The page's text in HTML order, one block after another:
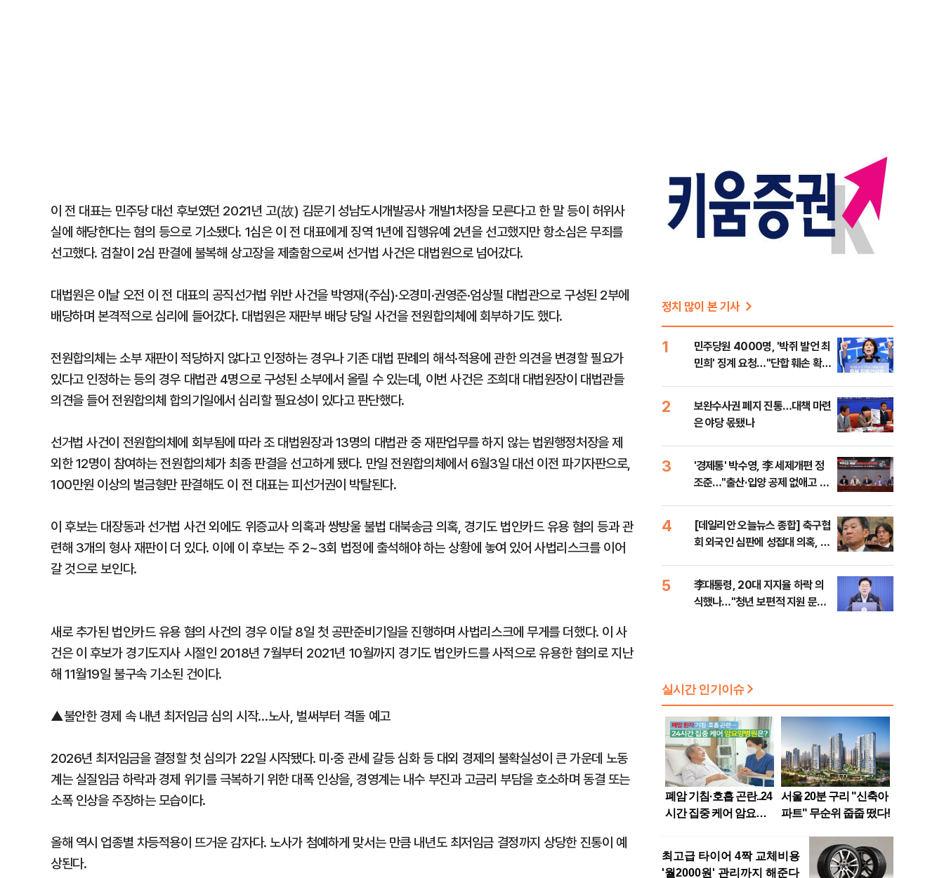
이 전 대표는 민주당 대선 후보였던 2021년 고(故) 김문기 성남도시개발공사 개발1처장을 모른다고 한 말 등이 허위사
실에 해당한다는 혐의 등으로 기소됐다. 1심은 이 전 대표에게 징역 1년에 집행유예 2년을 선고했지만 항소심은 무죄를
선고했다. 검찰이 2심 판결에 불복해 상고장을 제출함으로써 선거법 사건은 대법원으로 넘어갔다.
대법원은 이날 오전 이 전 대표의 공직선거법 위반 사건을 박영재(주심)·오경미·권영준·엄상필 대법관으로 구성된 2부에
배당하며 본격적으로 심리에 들어갔다. 대법원은 재판부 배당 당일 사건을 전원합의체에 회부하기도 했다.
전원합의체는 소부 재판이 적당하지 않다고 인정하는 경우나 기존 대법 판례의 해석·적용에 관한 의견을 변경할 필요가
있다고 인정하는 등의 경우 대법관 4명으로 구성된 소부에서 올릴 수 있는데, 이번 사건은 조희대 대법원장이 대법관들
의견을 들어 전원합의체 합의기일에서 심리할 필요성이 있다고 판단했다.
선거법 사건이 전원합의체에 회부됨에 따라 조 대법원장과 13명의 대법관 중 재판업무를 하지 않는 법원행정처장을 제
외한 12명이 참여하는 전원합의체가 최종 판결을 선고하게 됐다. 만일 전원합의체에서 6월3일 대선 이전 파기자판으로,
100만원 이상의 벌금형만 판결해도 이 전 대표는 피선거권이 박탈된다.
이 후보는 대장동과 선거법 사건 외에도 위증교사 의혹과 쌍방울 불법 대북송금 의혹, 경기도 법인카드 유용 혐의 등과 관
련해 3개의 형사 재판이 더 있다. 이에 이 후보는 주 2~3회 법정에 출석해야 하는 상황에 놓여 있어 사법리스크를 이어
갈 것으로 보인다.
새로 추가된 법인카드 유용 혐의 사건의 경우 이달 8일 첫 공판준비기일을 진행하며 사법리스크에 무게를 더했다. 이 사
건은 이 후보가 경기도지사 시절인 2018년 7월부터 2021년 10월까지 경기도 법인카드를 사적으로 유용한 혐의로 지난
해 11월19일 불구속 기소된 건이다.
▲불안한 경제 속 내년 최저임금 심의 시작…노사, 벌써부터 격돌 예고
2026년 최저임금을 결정할 첫 심의가 22일 시작됐다. 미·중 관세 갈등 심화 등 대외 경제의 불확실성이 큰 가운데 노동
계는 실질임금 하락과 경제 위기를 극복하기 위한 대폭 인상을, 경영계는 내수 부진과 고금리 부담을 호소하며 동결 또는
소폭 인상을 주장하는 모습이다.
올해 역시 업종별 차등적용이 뜨거운 감자다. 노사가 첨예하게 맞서는 만큼 내년도 최저임금 결정까지 상당한 진통이 예
상된다.
정치 많이 본 기사
1
민주당원 4000명, '박쥐 발언 최
민희' 징계 요청…"단합 훼손 확인
2
보완수사권 폐지 진통…대책 마련
은 야당 몫됐나
3
'경제통' 박수영, 李 세제개편 정
조준…"출산·입양 공제 없애고 세
4
[데일리안 오늘뉴스 종합] 축구협
회 외국인 심판에 성접대 의혹, 李
나, 삼전닉스 올인은 금물, SK하
이닉스 프리마켓 시초가 논란 재
점화, 김민석 "과반 승리 가능성
5
李대통령, 20대 지지율 하락 의
식했나…"청년 보편적 지원 문턱